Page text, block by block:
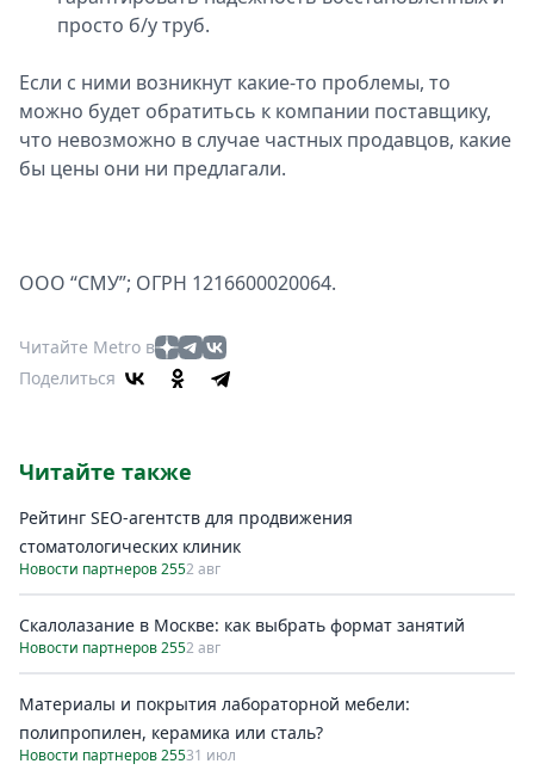
просто б/у труб.
Если с ними возникнут какие-то проблемы, то
можно будет обратитьсь к компании поставщику,
что невозможно в случае частных продавцов, какие
бы цены они ни предлагали.
ООО “СМУ”; ОГРН 1216600020064.
Читайте Metro в
Поделиться
Читайте также
Рейтинг SEO-агентств для продвижения
стоматологических клиник
Новости партнеров 2552 авг
Скалолазание в Москве: как выбрать формат занятий
Новости партнеров 2552 авг
Материалы и покрытия лабораторной мебели:
полипропилен, керамика или сталь?
Новости партнеров 25531 июл